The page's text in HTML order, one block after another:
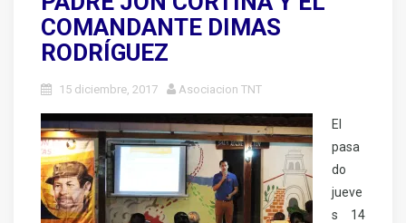
COMANDANTE DIMAS
RODRÍGUEZ
15 diciembre, 2017 Asociacion TNT
El
pasa
do
jueve
s 14